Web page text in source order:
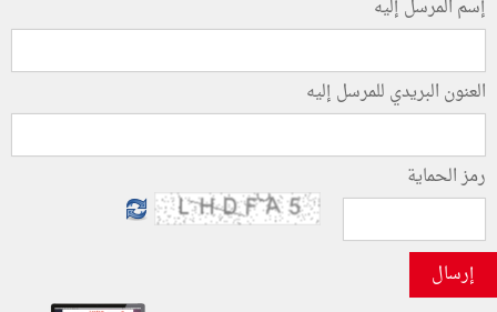
إسم المرسل إليه
العنون البريدي للمرسل إليه
رمز الحماية
إرسال